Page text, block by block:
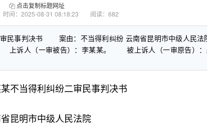
点击复制标题网址
时间： 2025-08-31 08:18:23 阅读：682
审民事判决书 案由：不当得利纠纷 云南省昆明市中级人民法
人（一审被告）：李某某。 被上诉人（一审原告）：
不当得利纠纷二审民事判决书
昆明市中级人民法院